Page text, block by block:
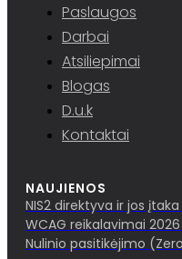
Paslaugos
Darbai
Atsiliepimai
Blogas
D.u.k
Kontaktai
NAUJIENOS
NIS2 direktyva ir jos
WCAG reikalavimai
Nulinio pasitikėjimo